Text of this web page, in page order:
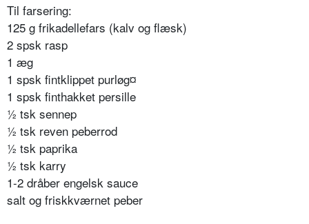
Til farsering:
125 g frikadellefars (kalv og flæsk)
2 spsk rasp
1 æg
1 spsk fintklippet purløg¤
1 spsk finthakket persille
½ tsk sennep
½ tsk reven peberrod
½ tsk paprika
½ tsk karry
1-2 dråber engelsk sauce
salt og friskkværnet peber